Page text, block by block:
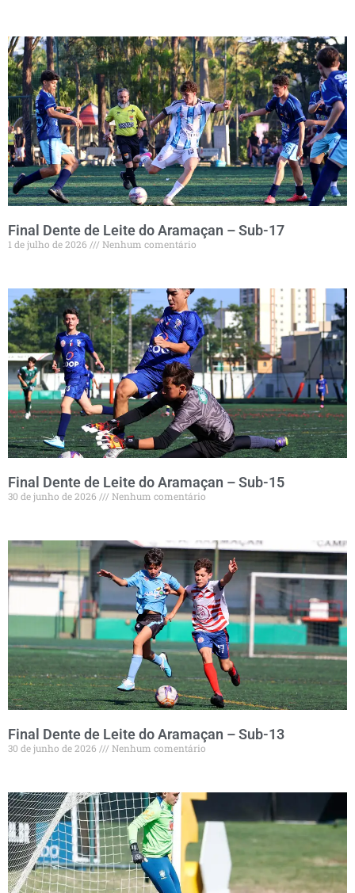
Final Dente de Leite do Aramaçan – Sub-17
1 de julho de 2026 Nenhum comentário
Final Dente de Leite do Aramaçan – Sub-15
30 de junho de 2026 Nenhum comentário
Final Dente de Leite do Aramaçan – Sub-13
30 de junho de 2026 Nenhum comentário